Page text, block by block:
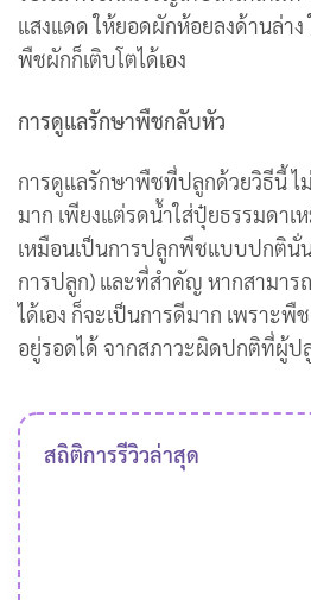
แสงแดด ให้ยอดผักห้อยลงด้านล่า
พืชผักก็เติบโตได้เอง
การดูแลรักษาพืชกลับหัว
การดูแลรักษาพืชที่ปลูกด้วยวิธีนี้ ไ
มาก เพียงแต่รดน้ำใส่ปุ๋ยธรรมดา
เหมือนเป็นการปลูกพืชแบบปกตินั่น
การปลูก) และที่สำคัญ หากสามาร
ได้เอง ก็จะเป็นการดีมาก เพราะพื
อยู่รอดได้ จากสภาวะผิดปกติที่ผู้ป
สถิติการรีวิวล่าสุด